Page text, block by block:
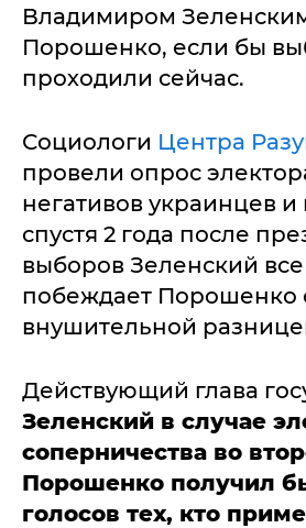
Владимиром
Порошенко, если бы
проходили сейчас.
Социологи Центра
провели опрос
негативов украинцев и
спустя 2 года после
выборов Зеленский
побеждает Порошенко
внушительной
Действующий глава
Зеленский в случае
соперничества во
Порошенко получил
голосов тех, кто